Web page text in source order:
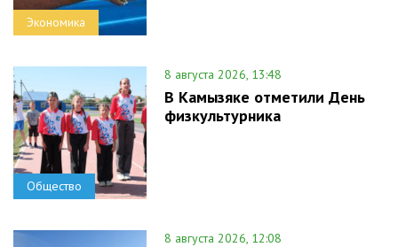
Экономика
Общество
8 августа 2026, 13:48
В Камызяке отметили День
физкультурника
8 августа 2026, 12:08